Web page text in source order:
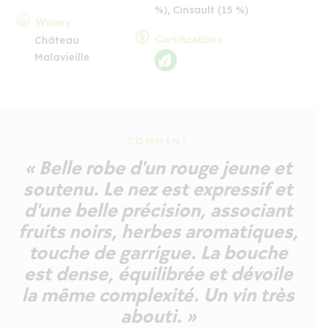
Winery
Château
Malavieille
%), Cinsault (15 %)
Certifications
COMMENT
« Belle robe d'un rouge jeune et
soutenu. Le nez est expressif et
d'une belle précision, associant
fruits noirs, herbes aromatiques,
touche de garrigue. La bouche
est dense, équilibrée et dévoile
la même complexité. Un vin très
abouti. »